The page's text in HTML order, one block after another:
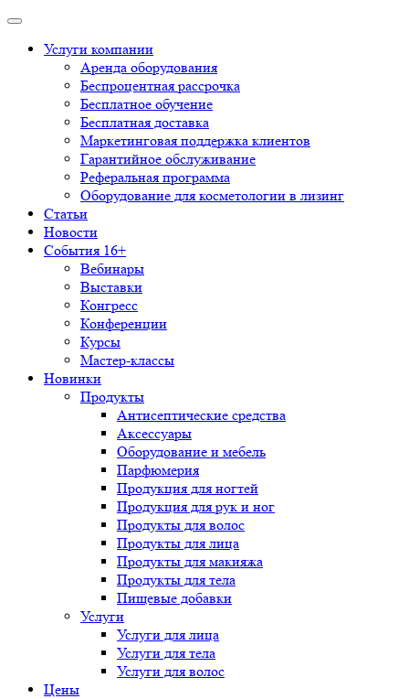
Услуги компании
Аренда оборудования
Беспроцентная рассрочка
Бесплатное обучение
Бесплатная доставка
Маркетинговая поддержка клиентов
Гарантийное обслуживание
Реферальная программа
Оборудование для косметологии в лизинг
Статьи
Новости
События 16+
Вебинары
Выставки
Конгресс
Конференции
Курсы
Мастер-классы
Новинки
Продукты
Антисептические средства
Аксессуары
Оборудование и мебель
Парфюмерия
Продукция для ногтей
Продукция для рук и ног
Продукты для волос
Продукты для лица
Продукты для макияжа
Продукты для тела
Пищевые добавки
Услуги
Услуги для лица
Услуги для тела
Услуги для волос
Цены